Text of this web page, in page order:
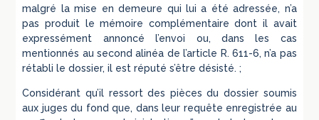
malgré la mise en demeure qui lui a été adressée, n’a
pas produit le mémoire complémentaire dont il avait
expressément annoncé l’envoi ou, dans les cas
mentionnés au second alinéa de l’article R. 611-6, n’a pas
rétabli le dossier, il est réputé s’être désisté. ;
Considérant qu’il ressort des pièces du dossier soumis
aux juges du fond que, dans leur requête enregistrée au